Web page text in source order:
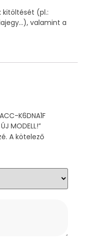
(pl.:
valamint a
K6DNA1F
MODELL!”
A kötelező